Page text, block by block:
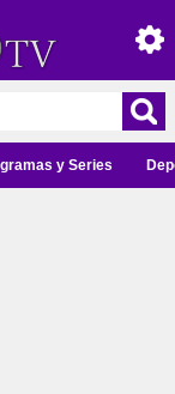
y Series